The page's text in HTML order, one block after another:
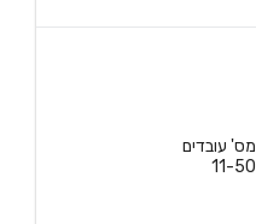
מס' עובדים
11-50